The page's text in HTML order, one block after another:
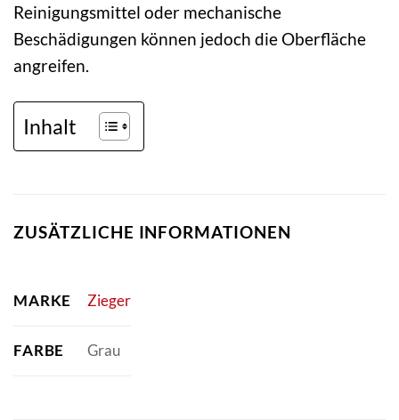
Reinigungsmittel oder mechanische
Beschädigungen können jedoch die Oberfläche
angreifen.
Inhalt
ZUSÄTZLICHE INFORMATIONEN
MARKE Zieger
FARBE Grau